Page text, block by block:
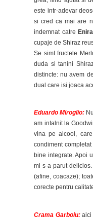
este intr-adevar
si cred ca mai are
indemnat catre
cupaje de Shiraz
Se simt fructele
duda si tanini
distincte: nu avem
dual care isi joaca
Eduardo Miroglio:
am intalnit la
vina pe alcool,
condiment
bine integrate. Apoi
mi s-a parut
(afine, coacaze);
corecte pentru
Crama Garboiu: aici